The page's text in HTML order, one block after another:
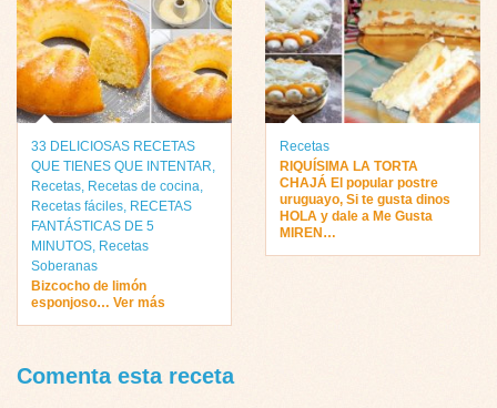
33 DELICIOSAS RECETAS
QUE TIENES QUE INTENTAR,
Recetas, Recetas de cocina,
Recetas fáciles, RECETAS
FANTÁSTICAS DE 5
MINUTOS, Recetas
Soberanas
Bizcocho de limón
esponjoso… Ver más
Recetas
RIQUÍSIMA LA TORTA
CHAJÁ El popular postre
uruguayo, Si te gusta dinos
HOLA y dale a Me Gusta
MIREN…
Comenta esta receta